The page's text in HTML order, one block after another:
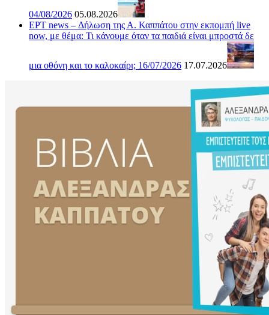
04/08/2026 05.08.2026
ΕΡΤ news – Δήλωση της Α. Καππάτου στην εκπομπή live
now, με θέμα: Τι κάνουμε όταν τα παιδιά είναι μπροστά δε
μια οθόνη και το καλοκαίρι; 16/07/2026 17.07.2026